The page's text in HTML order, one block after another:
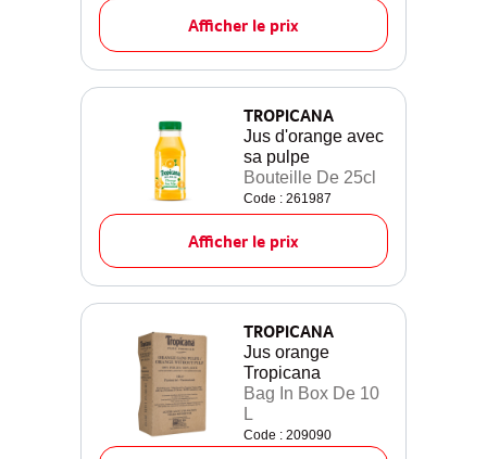
Afficher le prix
TROPICANA
Jus d'orange avec
sa pulpe
Bouteille De 25cl
Code : 261987
Afficher le prix
TROPICANA
Jus orange
Tropicana
Bag In Box De 10
L
Code : 209090